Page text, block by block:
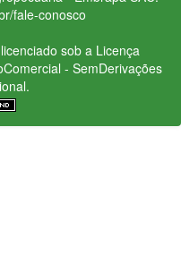
fale-conosco
sob a Licença
- SemDerivações